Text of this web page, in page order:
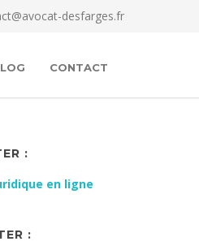
desfarges.fr
CONTACT
:
en ligne
: